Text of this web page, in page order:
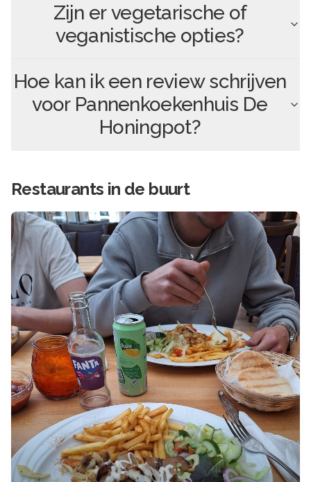
Zijn er vegetarische of
veganistische opties?
Hoe kan ik een review schrijven
voor Pannenkoekenhuis De
Honingpot?
Restaurants in de buurt